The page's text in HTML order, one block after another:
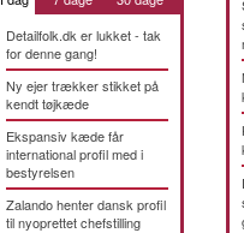
Detailfolk.dk er lukket - tak
for denne gang!
Ny ejer trækker stikket på
kendt tøjkæde
Ekspansiv kæde får
international profil med i
bestyrelsen
Zalando henter dansk profil
til nyoprettet chefstilling